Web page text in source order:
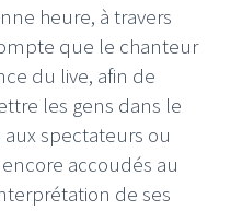
heure, à travers
que le chanteur
du live, afin de
les gens dans le
spectateurs ou
accoudés au
de ses